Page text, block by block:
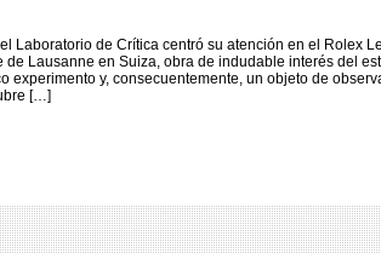
Laboratorio de Crítica centró su atención en el Rolex
de Lausanne en Suiza, obra de indudable interés del
experimento y, consecuentemente, un objeto de
[…]